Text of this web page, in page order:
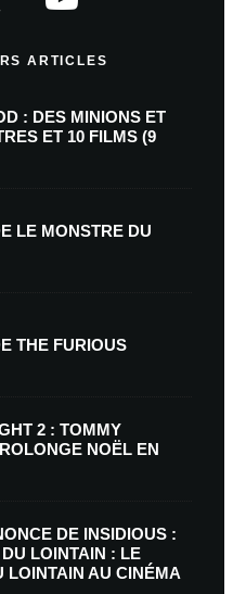
ARTICLES
: DES MINIONS ET
ET 10 FILMS (9
LE MONSTRE DU
THE FURIOUS
2 : TOMMY
NOËL EN
DE INSIDIOUS :
DU LOINTAIN : LE
LOINTAIN AU CINÉMA